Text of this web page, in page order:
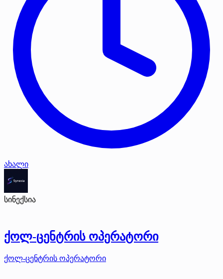
ახალი
სინექსია
ქოლ-ცენტრის ოპერატორი
ქოლ-ცენტრის ოპერატორი